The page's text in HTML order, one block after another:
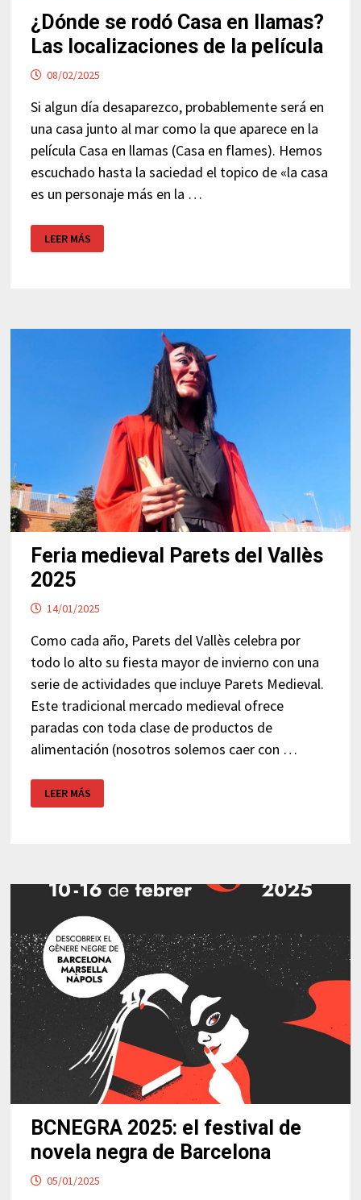
¿Dónde se rodó Casa en llamas?
Las localizaciones de la película
08/02/2025
Si algun día desaparezco, probablemente será en
una casa junto al mar como la que aparece en la
película Casa en llamas (Casa en flames). Hemos
escuchado hasta la saciedad el topico de «la casa
es un personaje más en la …
¿DÓNDE
SE
RODÓ
LA
LEER MÁS
Feria medieval Parets del Vallès
2025
14/01/2025
Como cada año, Parets del Vallès celebra por
todo lo alto su fiesta mayor de invierno con una
serie de actividades que incluye Parets Medieval.
Este tradicional mercado medieval ofrece
paradas con toda clase de productos de
alimentación (nosotros solemos caer con …
MEDIEVAL
PARETS
LEER MÁS
BCNEGRA 2025: el festival de
novela negra de Barcelona
05/01/2025